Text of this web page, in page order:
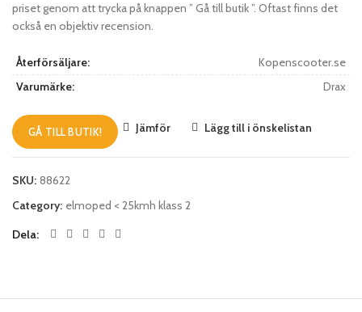
priset genom att trycka på knappen ” Gå till butik ”. Oftast finns det
också en objektiv recension.
Återförsäljare:
Kopenscooter.se
Varumärke:
Drax
GÅ TILL BUTIK! Jämför Lägg till i önskelistan
SKU: 88622
Category: elmoped < 25kmh klass 2
Dela